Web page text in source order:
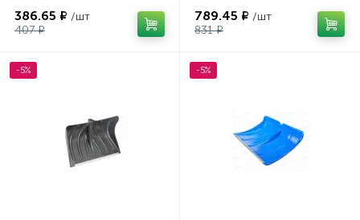
386.65 ₽ /шт
407 ₽
789.45 ₽ /шт
831 ₽
-5% -5%